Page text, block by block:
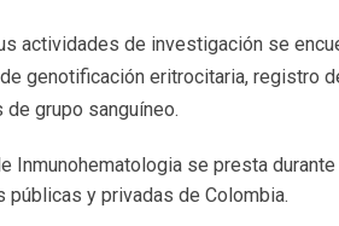
actividades de investigación se
genotificación eritrocitaria, registro
grupo sanguíneo.
Inmunohematologia se presta
públicas y privadas de Colombia.